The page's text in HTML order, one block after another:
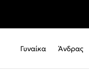
Γυναίκα Άνδρας